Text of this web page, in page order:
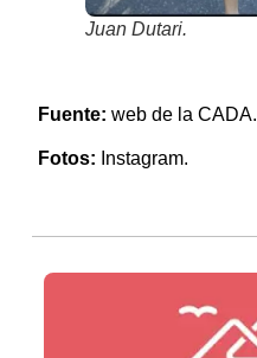
Juan Dutari.
Fuente: web de la CADA.
Fotos: Instagram.